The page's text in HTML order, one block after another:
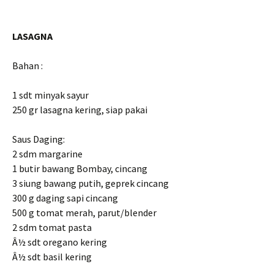
LASAGNA
Bahan :
1 sdt minyak sayur
250 gr lasagna kering, siap pakai
Saus Daging:
2 sdm margarine
1 butir bawang Bombay, cincang
3 siung bawang putih, geprek cincang
300 g daging sapi cincang
500 g tomat merah, parut/blender
2 sdm tomat pasta
Â½ sdt oregano kering
Â½ sdt basil kering